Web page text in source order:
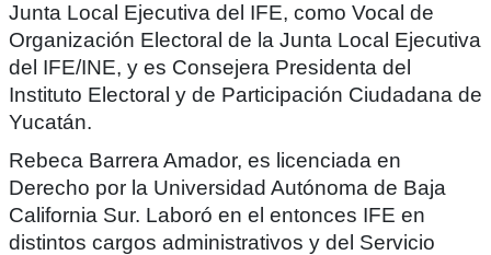
Junta Local Ejecutiva del IFE, como Vocal de
Organización Electoral de la Junta Local Ejecutiva
del IFE/INE, y es Consejera Presidenta del
Instituto Electoral y de Participación Ciudadana de
Yucatán.
Rebeca Barrera Amador, es licenciada en
Derecho por la Universidad Autónoma de Baja
California Sur. Laboró en el entonces IFE en
distintos cargos administrativos y del Servicio